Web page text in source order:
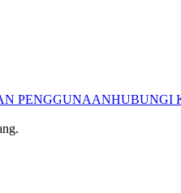
PENGGUNAANHUBUNGI